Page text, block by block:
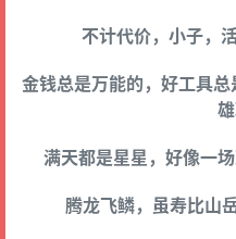
不计代价，小子
金钱总是万能的，好工具
满天都是星星，好像一
腾龙飞鳞，虽寿比山